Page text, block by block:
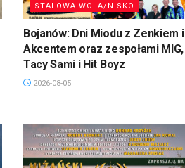
STALOWA WOLA/NISKO
Bojanów: Dni Miodu z Zenkiem i
Akcentem oraz zespołami MIG,
Tacy Sami i Hit Boyz
2026-08-05